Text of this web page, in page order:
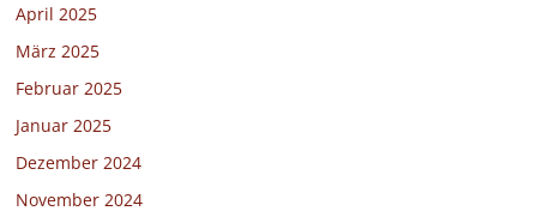
April 2025
März 2025
Februar 2025
Januar 2025
Dezember 2024
November 2024